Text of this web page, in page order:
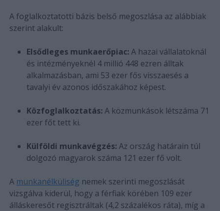
A foglalkoztatotti bázis belső megoszlása az alábbiak
szerint alakult:
Elsődleges munkaerőpiac: A hazai vállalatoknál
és intézményeknél 4 millió 448 ezren álltak
alkalmazásban, ami 53 ezer fős visszaesés a
tavalyi év azonos időszakához képest.
Közfoglalkoztatás: A közmunkások létszáma 71
ezer főt tett ki.
Külföldi munkavégzés: Az ország határain túl
dolgozó magyarok száma 121 ezer fő volt.
A munkanélküliség nemek szerinti megoszlását
vizsgálva kiderül, hogy a férfiak körében 109 ezer
álláskeresőt regisztráltak (4,2 százalékos ráta), míg a